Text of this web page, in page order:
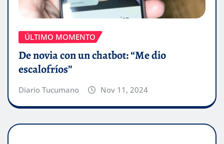
ÚLTIMO MOMENTO
De novia con un chatbot: “Me dio
escalofríos”
Diario Tucumano Nov 11, 2024